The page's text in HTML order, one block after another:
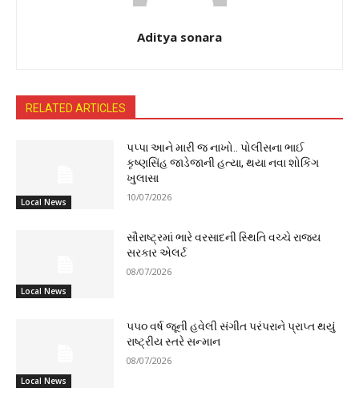
Aditya sonara
RELATED ARTICLES
Local News
પપ્પા આને મારી જ નાખો.. પોલીસના ભાઈ
કૃષ્ણસિંહ જાડેજાની હત્યા, થયા નવા શોકિંગ
ખુલાસા
10/07/2026
Local News
સૌરાષ્ટ્રમાં ભારે વરસાદની સ્થિતિ વચ્ચે રાજ્ય
સરકાર એલર્ટ
08/07/2026
Local News
૫૫૦ વર્ષ જૂની હવેલી સંગીત પરંપરાને પ્રાપ્ત થયું
રાષ્ટ્રીય સ્તરે સન્માન
08/07/2026